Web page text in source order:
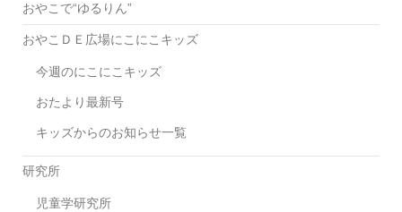
おやこで“ゆるりん”
おやこＤＥ広場にこにこキッズ
今週のにこにこキッズ
おたより最新号
キッズからのお知らせ一覧
研究所
児童学研究所